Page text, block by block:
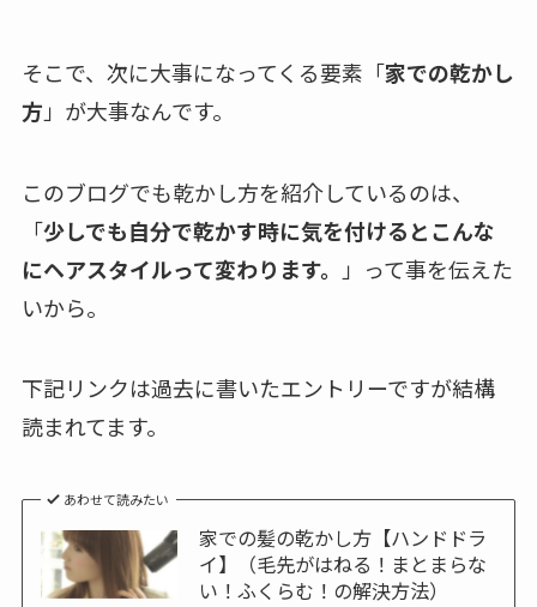
そこで、次に大事になってくる要素「家での乾かし
方 」が大事なんです。
このブログでも乾かし方を紹介しているのは、
「少しでも自分で乾かす時に気を付けるとこんな
にヘアスタイルって変わります。
」って事を伝えた
いから。
下記リンクは過去に書いたエントリーですが結構
読まれてます。
あわせて読みたい
家での髪の乾かし方【ハンドドラ
イ】（毛先がはねる！まとまらな
い！ふくらむ！の解決方法）